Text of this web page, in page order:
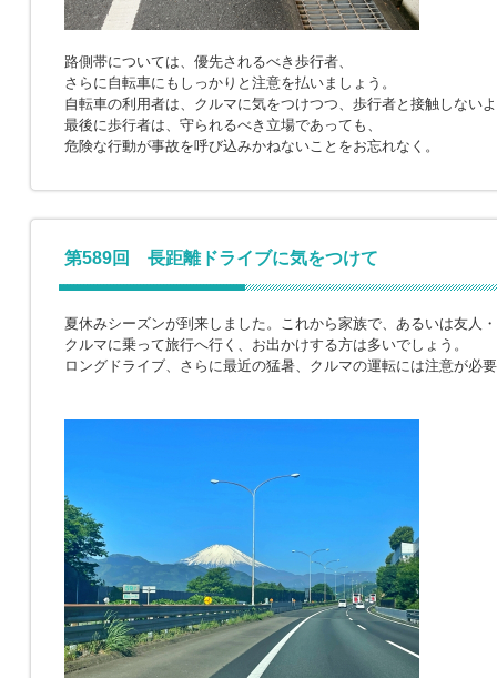
路側帯については、優先されるべき歩行者、
さらに自転車にもしっかりと注意を払いましょう。
自転車の利用者は、クルマに気をつけつつ、歩行者と接触しない
最後に歩行者は、守られるべき立場であっても、
危険な行動が事故を呼び込みかねないことをお忘れなく。
第589回 長距離ドライブに気をつけて
夏休みシーズンが到来しました。これから家族で、あるいは友人
クルマに乗って旅行へ行く、お出かけする方は多いでしょう。
ロングドライブ、さらに最近の猛暑、クルマの運転には注意が必